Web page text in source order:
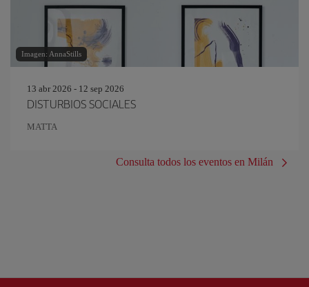
Imagen: AnnaStills
13 abr 2026 - 12 sep 2026
DISTURBIOS SOCIALES
MATTA
Consulta todos los eventos en Milán